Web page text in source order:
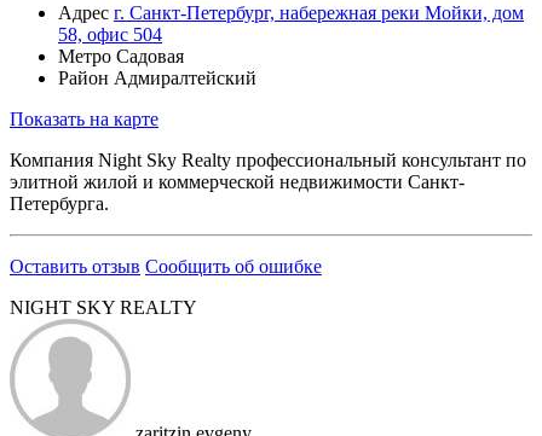
Адрес г. Санкт-Петербург, набережная реки Мойки, дом
58, офис 504
Метро Садовая
Район Адмиралтейский
Показать на карте
Компания Night Sky Realty профессиональный консультант по
элитной жилой и коммерческой недвижимости Санкт-
Петербурга.
Оставить отзыв Сообщить об ошибке
NIGHT SKY REALTY